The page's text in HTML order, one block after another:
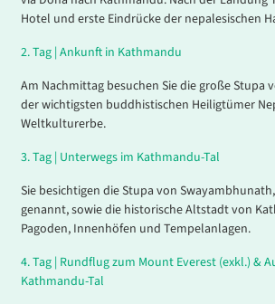
Hotel und erste Eindrücke der nepalesischen
2.Tag | Ankunft in Kathmandu
Am Nachmittag besuchen Sie die große Stupa
der wichtigsten buddhistischen Heiligtümer
Weltkulturerbe.
3.Tag | Unterwegs im Kathmandu-Tal
Sie besichtigen die Stupa von
genannt, sowie die historische Altstadt von
Pagoden, Innenhöfen und Tempelanlagen.
4.Tag | Rundflug zum Mount Everest (exkl.) &
Kathmandu-Tal